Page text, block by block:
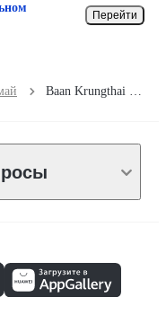
Перейти
Baan Krungthai Condotel